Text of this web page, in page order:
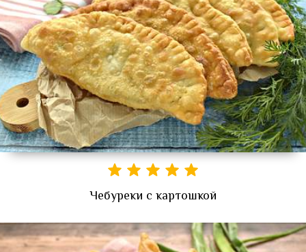
Чебуреки с картошкой